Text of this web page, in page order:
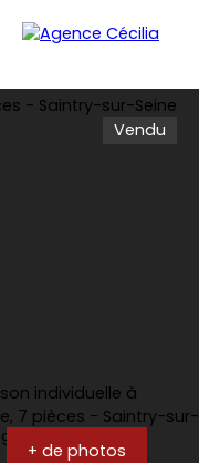
Vendu
+ de photos